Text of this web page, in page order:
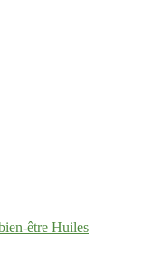
être Huiles